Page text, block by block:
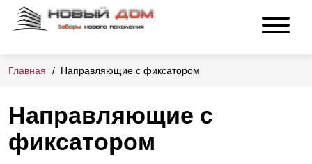
Главная Направляющие с фиксатором
Направляющие с
фиксатором